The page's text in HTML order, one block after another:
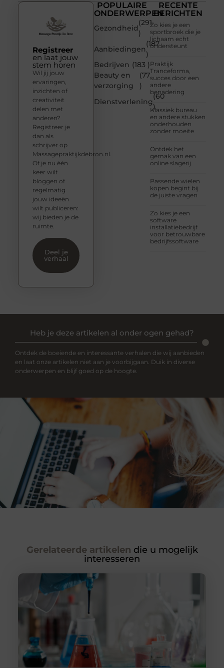
POPULAIRE
ONDERWERPEN
Gezondheid
(291
)
Aanbiedingen
(187
)
Bedrijven (183 )
Beauty en
verzorging
(77
)
Dienstverlening
(60
)
RECENTE
BERICHTEN
Zo kies je een
sportbroek die je
lichaam echt
ondersteunt
Praktijk
Tranceforma,
succes door een
andere
benadering
Klassiek bureau
en andere stukken
onderhouden
zonder moeite
Ontdek het
gemak van een
online slagerij
Passende wielen
kopen begint bij
de juiste vragen
Zo kies je een
software
installatiebedrijf
voor betrouwbare
bedrijfssoftware
Registreer
en laat jouw
stem horen
Wil jij jouw
ervaringen,
inzichten of
creativiteit
delen met
anderen?
Registreer je
dan als
schrijver op
Massagepraktijkdebron.nl.
Of je nu één
keer wilt
bloggen of
regelmatig
jouw ideeën
wilt publiceren:
wij bieden je de
ruimte.
Deel je
verhaal
Heb je deze artikelen al onder ogen gehad?
Ontdek de boeiende en interessante verhalen die wij aanbieden
en laat onze artikelen niet aan je voorbijgaan. Duik in diverse
onderwerpen en blijf goed op de hoogte.
Gerelateerde artikelen die u mogelijk
interesseren